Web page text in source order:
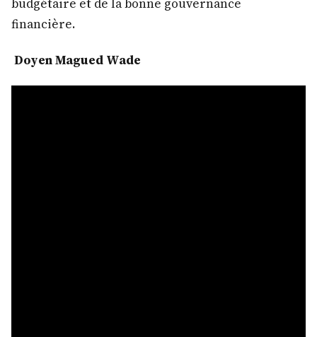
budgétaire et de la bonne gouvernance
financière.
Doyen Magued Wade